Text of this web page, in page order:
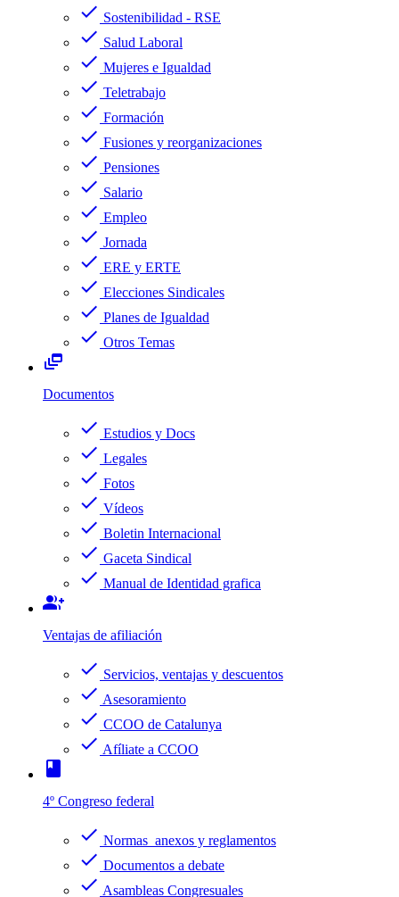
check Sostenibilidad - RSE
check Salud Laboral
check Mujeres e Igualdad
check Teletrabajo
check Formación
check Fusiones y reorganizaciones
check Pensiones
check Salario
check Empleo
check Jornada
check ERE y ERTE
check Elecciones Sindicales
check Planes de Igualdad
check Otros Temas
dynamic_feed
Documentos
check Estudios y Docs
check Legales
check Fotos
check Vídeos
check Boletin Internacional
check Gaceta Sindical
check Manual de Identidad grafica
group_add
Ventajas de afiliación
check Servicios, ventajas y descuentos
check Asesoramiento
check CCOO de Catalunya
check Afíliate a CCOO
book
4º Congreso federal
check Normas anexos y reglamentos
check Documentos a debate
check Asambleas Congresuales